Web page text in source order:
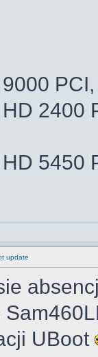
2400
5450
update
UBoot